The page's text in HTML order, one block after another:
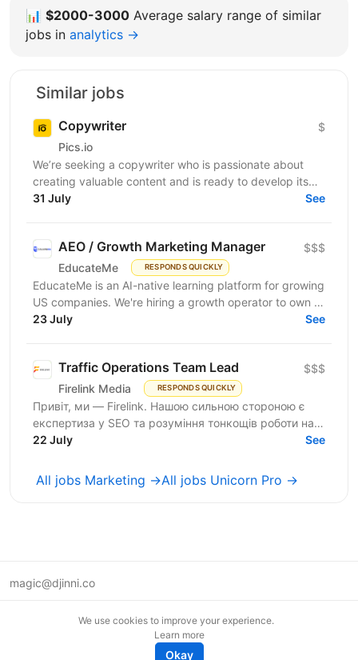
📊 $2000-3000 Average salary range of similar
jobs in analytics →
Similar jobs
Copywriter
Pics.io
$
We’re seeking a copywriter who is passionate about
creating valuable content and is ready to develop its
31 July See
AEO / Growth Marketing Manager
EducateMe RESPONDS QUICKLY
$$$
EducateMe is an AI-native learning platform for growing
US companies. We're hiring a growth operator to own a
23 July See
Traffic Operations Team Lead
Firelink Media RESPONDS QUICKLY
$$$
Привіт, ми — Firelink. Нашою сильною стороною є
експертиза у SEO та розуміння тонкощів роботи на
22 July See
All jobs Marketing →All jobs Unicorn Pro →
magic@djinni.co
We use cookies to improve your experience.
Learn more
Okay